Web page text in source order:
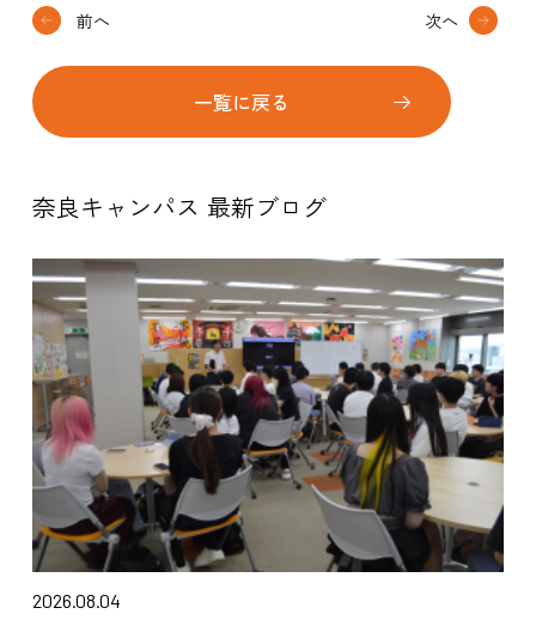
前へ
一覧に戻る
次へ
奈良キャンパス 最新ブログ
2026.08.04